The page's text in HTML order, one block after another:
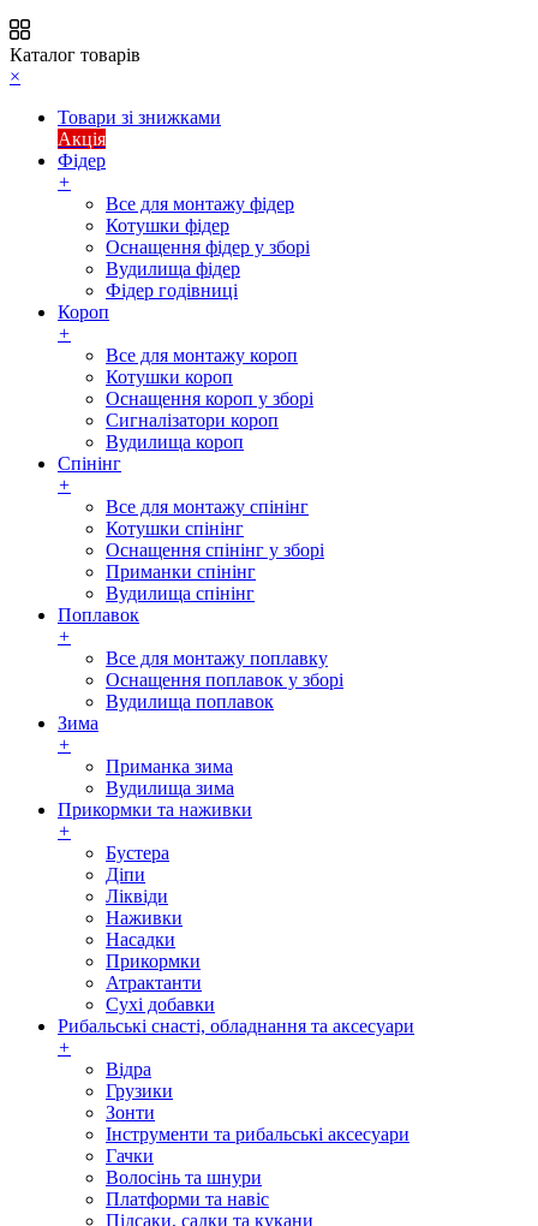
Каталог товарів
×
Товари зі знижками
Акція
Фідер
+
Все для монтажу фідер
Котушки фідер
Оснащення фідер у зборі
Вудилища фідер
Фідер годівниці
Короп
+
Все для монтажу короп
Котушки короп
Оснащення короп у зборі
Сигналізатори короп
Вудилища короп
Спінінг
+
Все для монтажу спінінг
Котушки спінінг
Оснащення спінінг у зборі
Приманки спінінг
Вудилища спінінг
Поплавок
+
Все для монтажу поплавку
Оснащення поплавок у зборі
Вудилища поплавок
Зима
+
Приманка зима
Вудилища зима
Прикормки та наживки
+
Бустера
Діпи
Ліквіди
Наживки
Насадки
Прикормки
Атрактанти
Сухі добавки
Рибальські снасті, обладнання та аксесуари
+
Відра
Грузики
Зонти
Інструменти та рибальські аксесуари
Гачки
Волосінь та шнури
Платформи та навіс
Підсаки, садки та кукани